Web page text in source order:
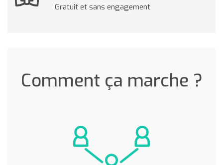
Gratuit et sans engagement
Comment ça marche ?